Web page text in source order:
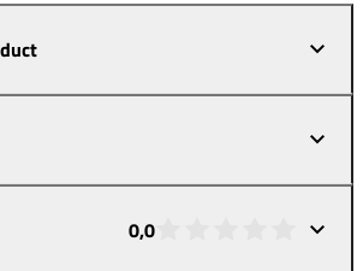
0,0